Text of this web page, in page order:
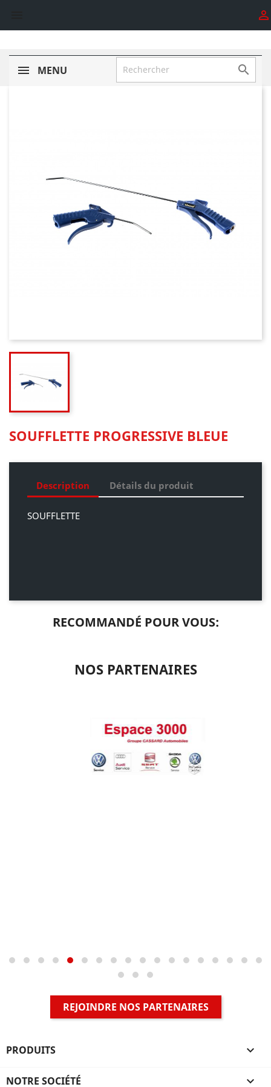

MENU 
SOUFFLETTE PROGRESSIVE BLEUE
Description Détails du produit
SOUFFLETTE
RECOMMANDÉ POUR VOUS:
NOS PARTENAIRES
REJOINDRE NOS PARTENAIRES
PRODUITS 
NOTRE SOCIÉTÉ 